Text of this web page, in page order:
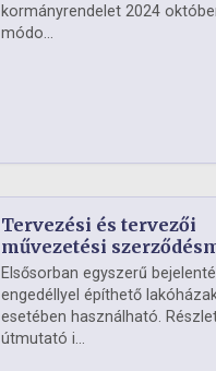
kormányrendelet 2024
módo...
Tervezési és tervezői
művezetési
Elsősorban egyszerű
engedéllyel építhető
esetében használható.
útmutató i...